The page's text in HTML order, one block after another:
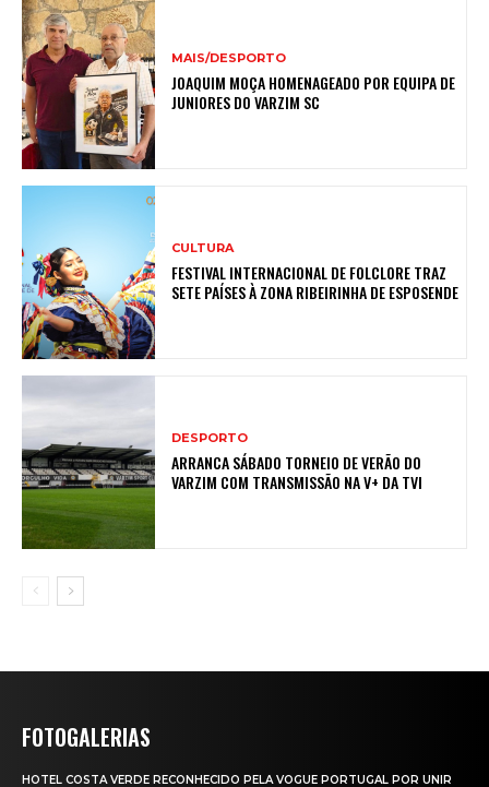
MAIS/DESPORTO
JOAQUIM MOÇA HOMENAGEADO POR EQUIPA DE
JUNIORES DO VARZIM SC
CULTURA
FESTIVAL INTERNACIONAL DE FOLCLORE TRAZ
SETE PAÍSES À ZONA RIBEIRINHA DE ESPOSENDE
DESPORTO
ARRANCA SÁBADO TORNEIO DE VERÃO DO
VARZIM COM TRANSMISSÃO NA V+ DA TVI
FOTOGALERIAS
HOTEL COSTA VERDE RECONHECIDO PELA VOGUE PORTUGAL POR UNIR